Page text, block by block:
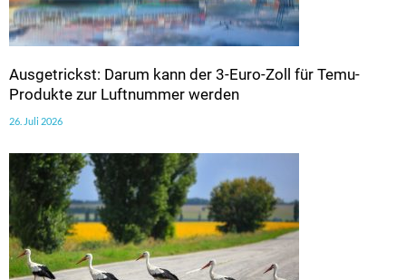
Ausgetrickst: Darum kann der 3-Euro-Zoll für Temu-
Produkte zur Luftnummer werden
26. Juli 2026